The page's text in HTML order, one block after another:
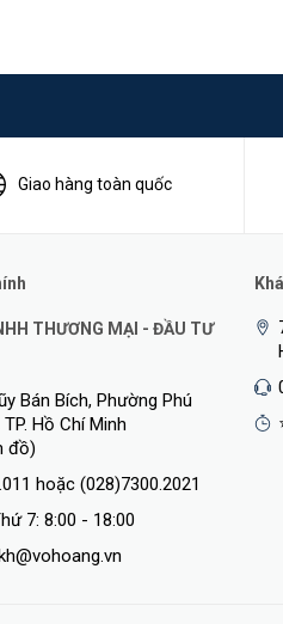
Giao hàng toàn quốc
THƯƠNG MẠI - ĐẦU TƯ
Bán Bích, Phường Phú
Hồ Chí Minh
đồ)
hoặc (028)7300.2021
7: 8:00 - 18:00